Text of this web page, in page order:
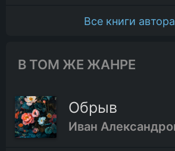
Все книги автора
В ТОМ ЖЕ ЖАНРЕ
Обрыв